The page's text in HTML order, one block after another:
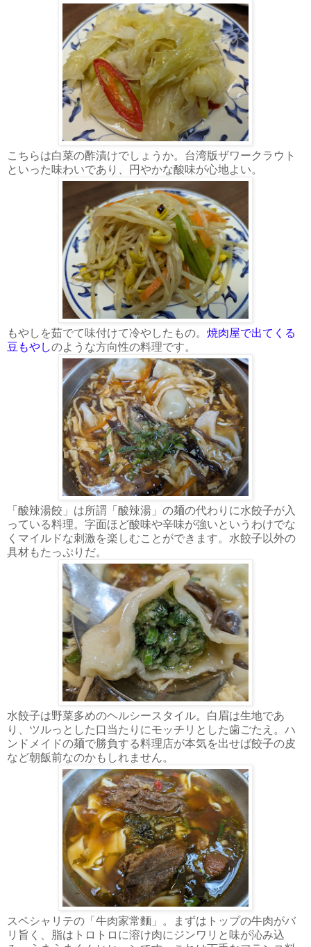
こちらは白菜の酢漬けでしょうか。台湾版ザワークラウト
といった味わいであり、円やかな酸味が心地よい。
もやしを茹でて味付けて冷やしたもの。 焼肉屋で出てくる
豆もやしのような方向性の料理です。
「酸辣湯餃」は所謂「酸辣湯」の麺の代わりに水餃子が入
っている料理。字面ほど酸味や辛味が強いというわけでな
くマイルドな刺激を楽しむことができます。水餃子以外の
具材もたっぷりだ。
水餃子は野菜多めのヘルシースタイル。白眉は生地であ
り、ツルっとした口当たりにモッチリとした歯ごたえ。ハ
ンドメイドの麺で勝負する料理店が本気を出せば餃子の皮
など朝飯前なのかもしれません。
スペシャリテの「牛肉家常麵」。まずはトップの牛肉がバ
リ旨く、脂はトロトロに溶け肉にジンワリと味が沁み込